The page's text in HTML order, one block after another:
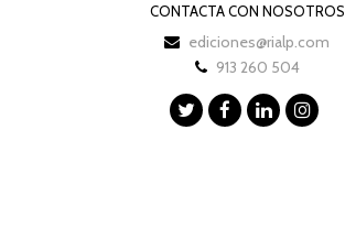
CONTACTA CON NOSOTROS
ediciones@rialp.com
913 260 504